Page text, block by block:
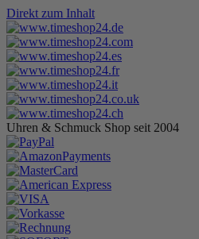
Direkt zum Inhalt
Uhren & Schmuck Shop seit 2004